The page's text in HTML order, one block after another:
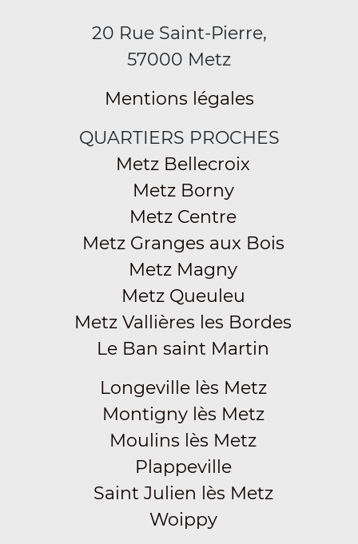
20 Rue Saint-Pierre,
57000 Metz
Mentions légales
QUARTIERS PROCHES
Metz Bellecroix
Metz Borny
Metz Centre
Metz Granges aux Bois
Metz Magny
Metz Queuleu
Metz Vallières les Bordes
Le Ban saint Martin
Longeville lès Metz
Montigny lès Metz
Moulins lès Metz
Plappeville
Saint Julien lès Metz
Woippy